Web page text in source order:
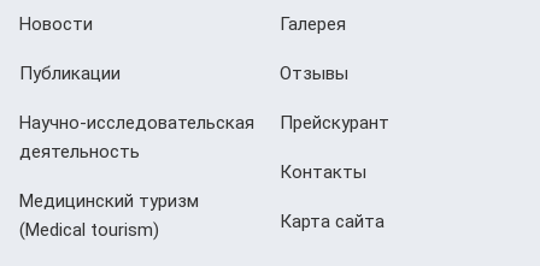
Новости
Публикации
Научно-исследовательская
деятельность
Медицинский туризм
(Мedical tourism)
Галерея
Отзывы
Прейскурант
Контакты
Карта сайта